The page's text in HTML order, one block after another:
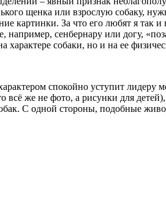
щенка или взрослую собаку,
картинки. За что его любят я так
например, сенбернару или догу,
характере собаки, но и на ее
спокойно уступит лидеру
всё же не фото, а рисунки для
С одной стороны, подобные